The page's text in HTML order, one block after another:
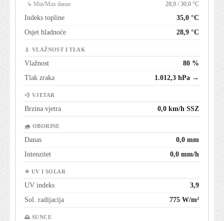
↳ Min/Max danas 28,9 / 30,0 °C
Indeks topline
35,0 °C
Osjet hladnoće
28,9 °C
💧 VLAŽNOST I TLAK
Vlažnost
80 %
Tlak zraka
1.012,3 hPa →
💨 VJETAR
Brzina vjetra 0,0 km/h SSZ
🌧 OBORINE
Danas
0,0 mm
Intenzitet
0,0 mm/h
☀ UV I SOLAR
UV indeks
3,9
Sol. radijacija
775 W/m²
🌅 SUNCE